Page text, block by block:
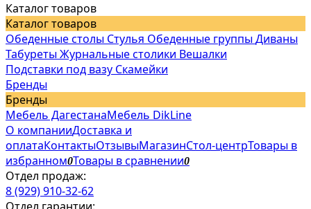
Каталог товаров
Каталог товаров
Обеденные столы Стулья Обеденные группыДиваны
ТабуретыЖурнальные столики Вешалки
Подставки под вазу Скамейки
Бренды
Бренды
Мебель ДагестанаМебель DikLine
О компанииДоставка и
оплатаКонтактыОтзывыМагазинСтол-центрТовары в
избранном0Товары в сравнении0
Отдел продаж:
8 (929) 910-32-62